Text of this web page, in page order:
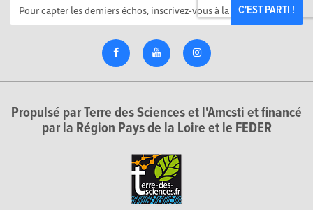
C'EST PARTI !
Propulsé par Terre des Sciences et l'Amcsti et financé
par la Région Pays de la Loire et le FEDER